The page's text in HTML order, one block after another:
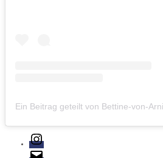
Instagram
E-